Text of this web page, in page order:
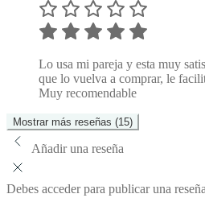
Lo usa mi pareja y esta muy
que lo vuelva a comprar, le
Muy recomendable
Mostrar más reseñas (15)
Añadir una reseña
Debes acceder para publicar una reseña